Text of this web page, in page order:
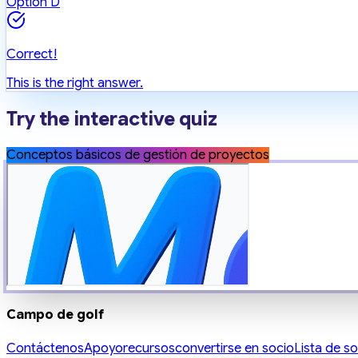
Correct!
This is the right answer.
Try the interactive quiz
Conceptos básicos de gestión de proyectos
Campo de golf
ContáctenosApoyorecursosconvertirse en socioLista de